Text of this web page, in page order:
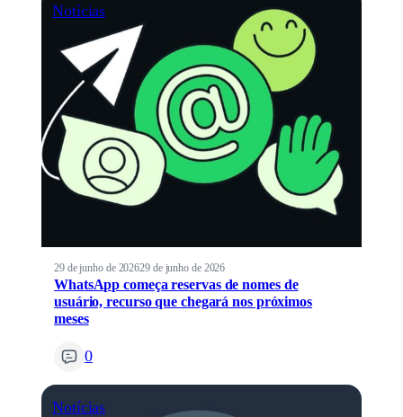
Notícias
29 de junho de 202629 de junho de 2026
WhatsApp começa reservas de nomes de
usuário, recurso que chegará nos próximos
meses
0
Notícias